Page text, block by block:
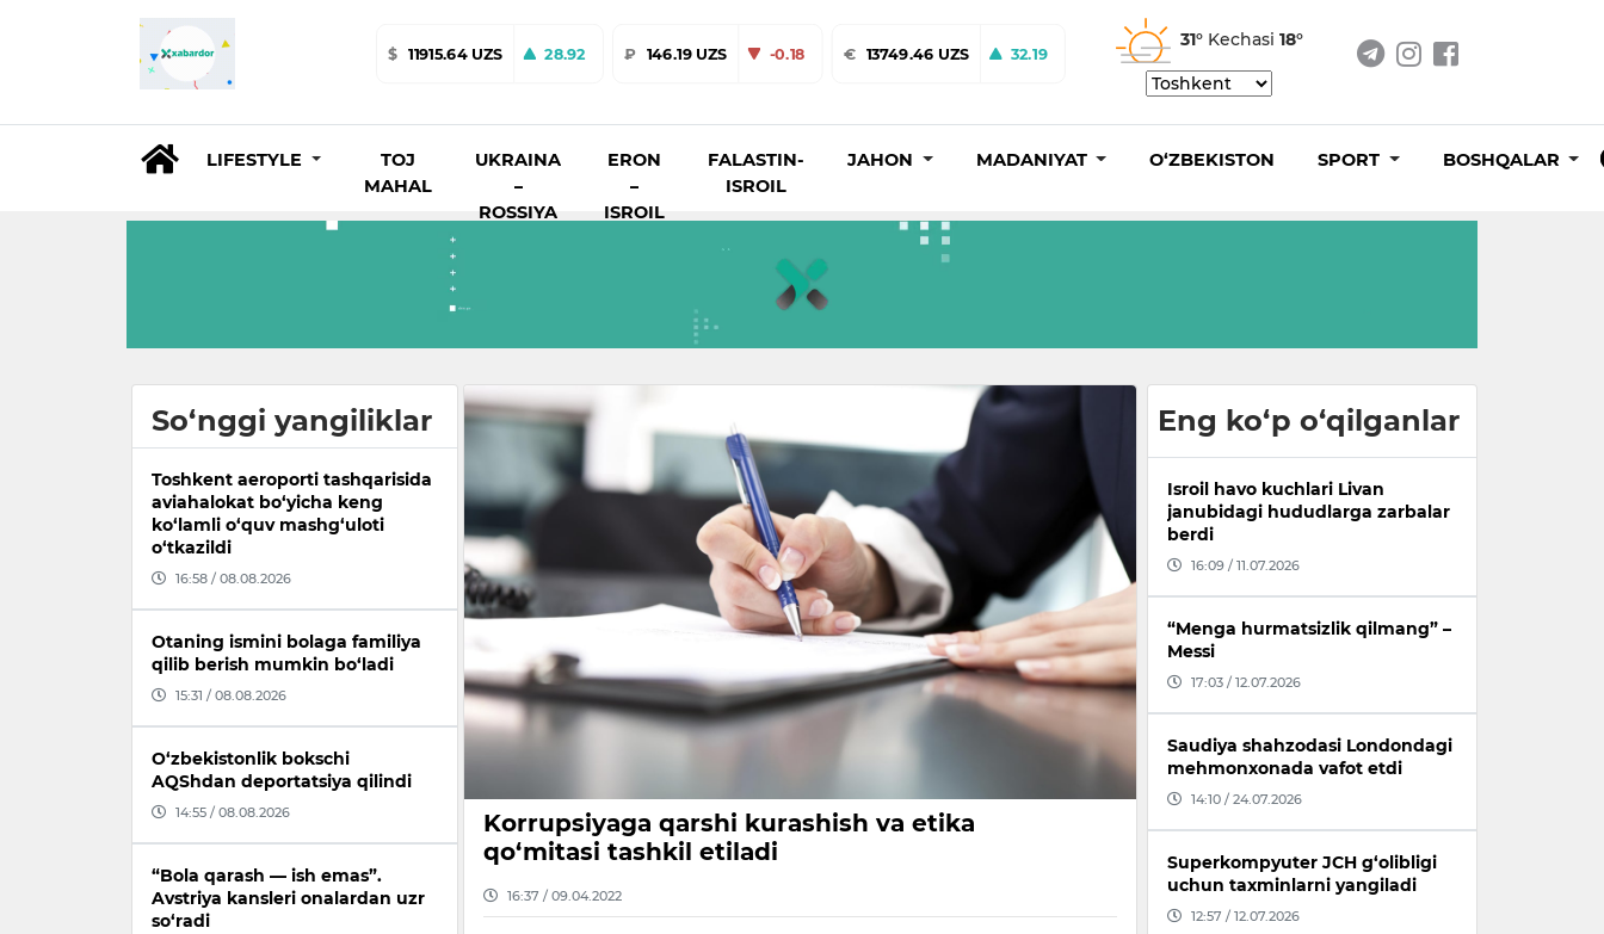
$ 11915.64 UZS 28.92 ₽ 146.19 UZS -0.18 € 13749.46 UZS 32.19
31° Kechasi 18°
LIFESTYLE
TOJ
MAHAL
UKRAINA
–
ROSSIYA
ERON
–
ISROIL
FALASTIN-
ISROIL
JAHON MADANIYAT O‘ZBEKISTON SPORT BOSHQALAR
So‘nggi yangiliklar
Toshkent aeroporti tashqarisida
aviahalokat bo‘yicha keng
ko‘lamli o‘quv mashg‘uloti
o‘tkazildi
16:58 / 08.08.2026
Otaning ismini bolaga familiya
qilib berish mumkin bo‘ladi
15:31 / 08.08.2026
O‘zbekistonlik bokschi
AQShdan deportatsiya qilindi
14:55 / 08.08.2026
“Bola qarash — ish emas”.
Avstriya kansleri onalardan uzr
so‘radi
Korrupsiyaga qarshi kurashish va etika
qo‘mitasi tashkil etiladi
16:37 / 09.04.2022
Eng ko‘p o‘qilganlar
Isroil havo kuchlari Livan
janubidagi hududlarga zarbalar
berdi
16:09 / 11.07.2026
“Menga hurmatsizlik qilmang” –
Messi
17:03 / 12.07.2026
Saudiya shahzodasi Londondagi
mehmonxonada vafot etdi
14:10 / 24.07.2026
Superkompyuter JCH g‘olibligi
uchun taxminlarni yangiladi
12:57 / 12.07.2026